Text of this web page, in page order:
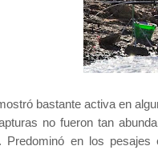
bastante activa en
no fueron tan
Predominó en los